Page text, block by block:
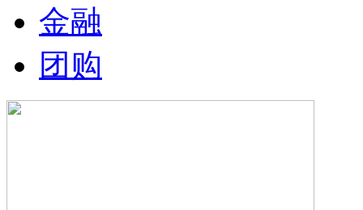
金融
团购